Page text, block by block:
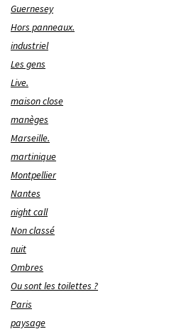
Guernesey
Hors panneaux.
industriel
Les gens
Live.
maison close
manèges
Marseille.
martinique
Montpellier
Nantes
night call
Non classé
nuit
Ombres
Ou sont les toilettes ?
Paris
paysage